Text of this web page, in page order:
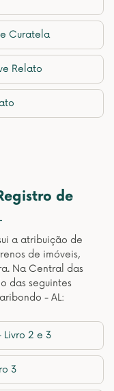
Curatela
Relato
de
a atribuição de
de imóveis,
Na Central das
das seguintes
- AL:
2 e 3
3